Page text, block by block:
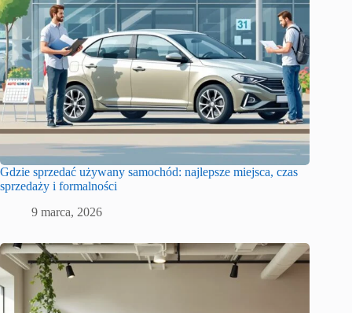
Gdzie sprzedać używany samochód: najlepsze miejsca, czas
sprzedaży i formalności
9 marca, 2026